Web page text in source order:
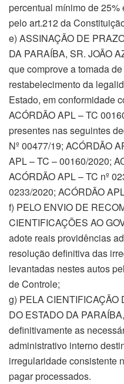
percentual mínimo de 25%
pelo art.212 da
e) ASSINAÇÃO DE
DA PARAÍBA, SR. JOÃO
que comprove a tomada
restabelecimento da
Estado, em conformidade
ACÓRDÃO APL – TC
presentes nas seguintes
Nº 00477/19; ACÓRDÃO
APL – TC – 00160/2020;
ACÓRDÃO APL – TC nº
0233/2020; ACÓRDÃO
f) PELO ENVIO DE
CIENTIFICAÇÕES AO
adote reais providências
resolução definitiva das
levantadas nestes autos
de Controle;
g) PELA CIENTIFICAÇÃO
DO ESTADO DA
definitivamente as
administrativo interno
irregularidade consistente
pagar processados.